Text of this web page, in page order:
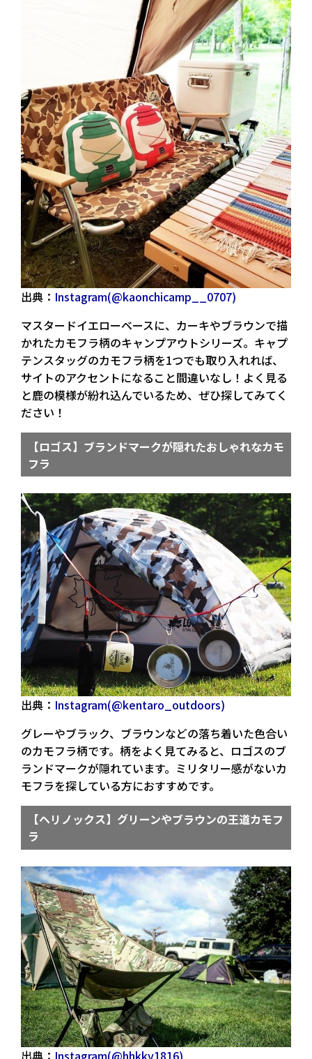
出典： Instagram(@kaonchicamp__0707)
マスタードイエローベースに、カーキやブラウンで描
かれたカモフラ柄のキャンプアウトシリーズ。キャプ
テンスタッグのカモフラ柄を1つでも取り入れれば、
サイトのアクセントになること間違いなし！よく見る
と鹿の模様が紛れ込んでいるため、ぜひ探してみてく
ださい！
【ロゴス】ブランドマークが隠れたおしゃれなカモ
フラ
出典： Instagram(@kentaro_outdoors)
グレーやブラック、ブラウンなどの落ち着いた色合い
のカモフラ柄です。柄をよく見てみると、ロゴスのブ
ランドマークが隠れています。ミリタリー感がないカ
モフラを探している方におすすめです。
【ヘリノックス】グリーンやブラウンの王道カモフ
ラ
出典： Instagram(@hhkky1816)